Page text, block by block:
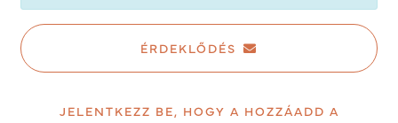
ÉRDEKLŐDÉS
JELENTKEZZ BE, HOGY A HOZZÁADD A